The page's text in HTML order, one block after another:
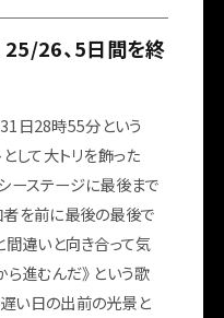
26、5日間を終
日28時55分という
して大トリを飾った
ーステージに最後まで
を前に最後の最後で
違いと向き合って気
進むんだ》という歌
い日の出前の光景と